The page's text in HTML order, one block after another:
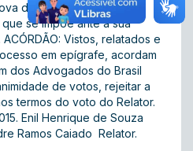
documental e de rol de
se impõe ante a sua
Vistos, relatados e
em epígrafe, acordam
dos Advogados do Brasil 
de votos, rejeitar a
termos do voto do Relator.
Enil Henrique de Souza
Ramos Caiado  Relator.